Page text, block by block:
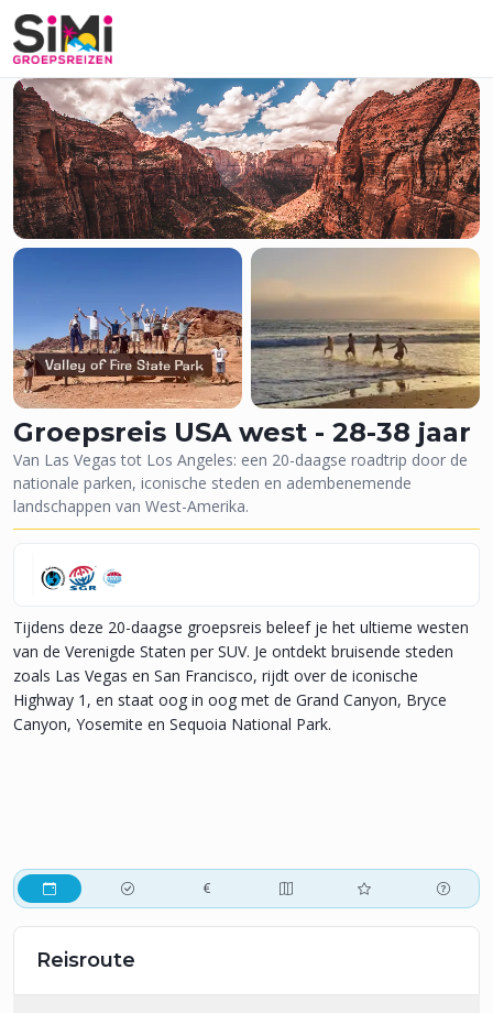
114 Foto's
Groepsreis USA west - 28-38 jaar
Van Las Vegas tot Los Angeles: een 20-daagse roadtrip door de
nationale parken, iconische steden en adembenemende
landschappen van West-Amerika.
Tijdens deze 20-daagse groepsreis beleef je het ultieme westen
van de Verenigde Staten per SUV. Je ontdekt bruisende steden
zoals Las Vegas en San Francisco, rijdt over de iconische
Highway 1, en staat oog in oog met de Grand Canyon, Bryce
Canyon, Yosemite en Sequoia National Park.
Reisroute